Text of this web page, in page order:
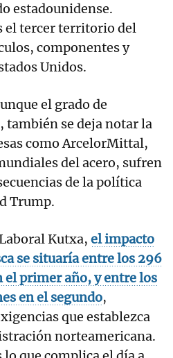
estadounidense.
el tercer territorio del
componentes y
Unidos.
el grado de
también se deja notar la
como ArcelorMittal,
del acero, sufren
de la política
Trump.
Kutxa, el impacto
se situaría entre los 296
el primer año, y entre los
en el segundo,
que establezca
norteamericana.